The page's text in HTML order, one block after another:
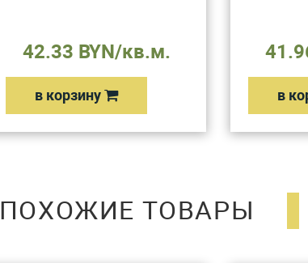
42.33 BYN/кв.м.
в корзину в
ПОХОЖИЕ ТОВАРЫ